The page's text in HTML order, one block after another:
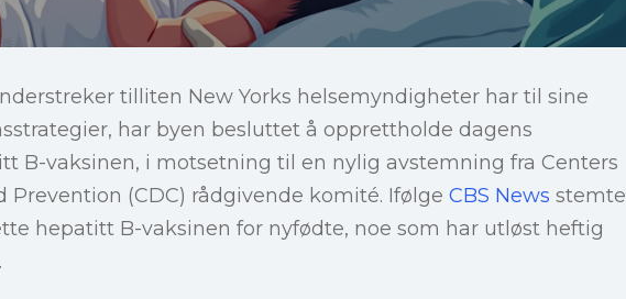
tilliten New Yorks helsemyndigheter har til sine
har byen besluttet å opprettholde dagens
B-vaksinen, i motsetning til en nylig avstemning fra Centers
Prevention (CDC) rådgivende komité. Ifølge CBS News stemte
hepatitt B-vaksinen for nyfødte, noe som har utløst heftig